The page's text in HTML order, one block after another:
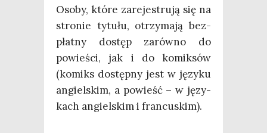
Oso­by, któ­re zare­je­stru­ją się na
stro­nie tytu­łu, otrzy­ma­ją bez­
płat­ny dostęp zarów­no do
powie­ści, jak i do komik­sów
(komiks dostęp­ny jest w języ­ku
angiel­skim, a powieść – w języ­
kach angiel­skim i francuskim).